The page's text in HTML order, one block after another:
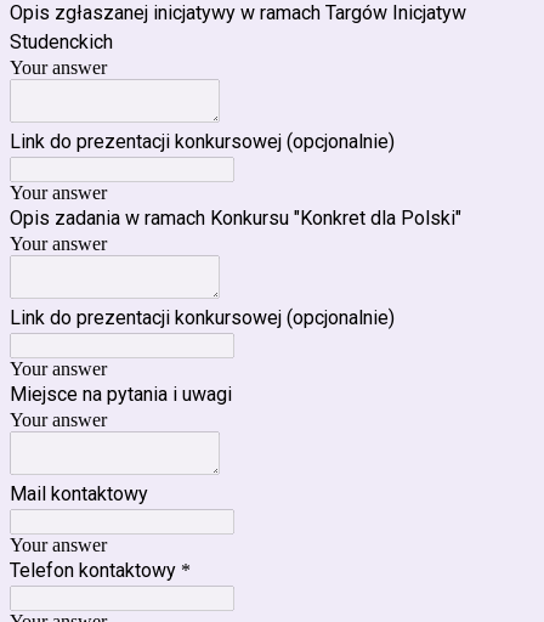
Opis zgłaszanej inicjatywy w ramach Targów Inicjatyw
Studenckich
Your answer
Link do prezentacji konkursowej (opcjonalnie)
Your answer
Opis zadania w ramach Konkursu "Konkret dla Polski"
Your answer
Link do prezentacji konkursowej (opcjonalnie)
Your answer
Miejsce na pytania i uwagi
Your answer
Mail kontaktowy
Your answer
Telefon kontaktowy *